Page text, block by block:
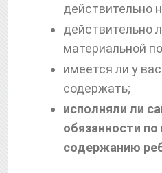
действительно
действительно
материальной
имеется ли у
содержать;
исполняли ли
обязанности
содержанию